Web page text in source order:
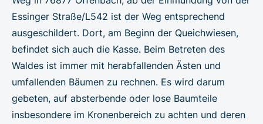
Essinger Straße/L542 ist der Weg entsprechend
ausgeschildert. Dort, am Beginn der Queichwiesen,
befindet sich auch die Kasse. Beim Betreten des
Waldes ist immer mit herabfallenden Ästen und
umfallenden Bäumen zu rechnen. Es wird darum
gebeten, auf absterbende oder lose Baumteile
insbesondere im Kronenbereich zu achten und deren